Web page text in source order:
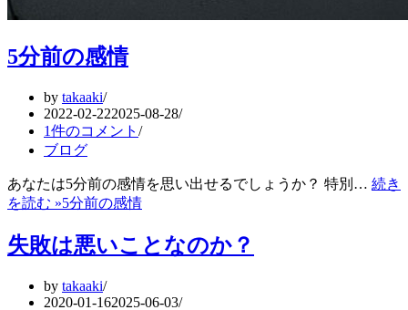
5分前の感情
by takaaki
2022-02-222025-08-28
1件のコメント
ブログ
あなたは5分前の感情を思い出せるでしょうか？ 特別… 続き
を読む »5分前の感情
失敗は悪いことなのか？
by takaaki
2020-01-162025-06-03